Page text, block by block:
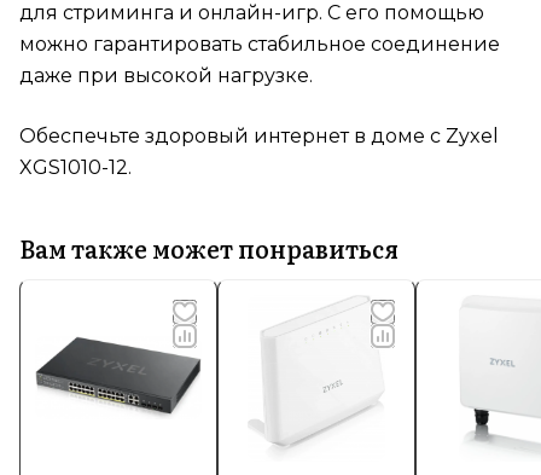
для стриминга и онлайн-игр. С его помощью
можно гарантировать стабильное соединение
даже при высокой нагрузке.
Обеспечьте здоровый интернет в доме с Zyxel
XGS1010-12.
Вам также может понравиться